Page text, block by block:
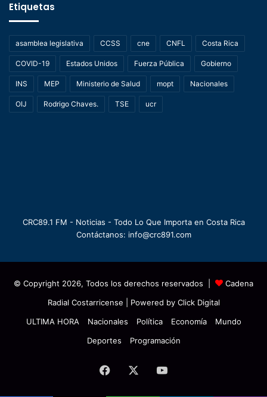
Etiquetas
asamblea legislativa CCSS cne CNFL Costa Rica
COVID-19 Estados Unidos Fuerza Pública Gobierno
INS MEP Ministerio de Salud mopt Nacionales
OIJ Rodrigo Chaves. TSE ucr
CRC89.1 FM - Noticias - Todo Lo Que Importa en Costa Rica
Contáctanos: info@crc891.com
© Copyright 2026, Todos los derechos reservados |
Cadena
Radial Costarricense | Powered by Click Digital
ULTIMA HORA
Nacionales Política Economía
Mundo
Deportes
Programación
Facebook YouTube